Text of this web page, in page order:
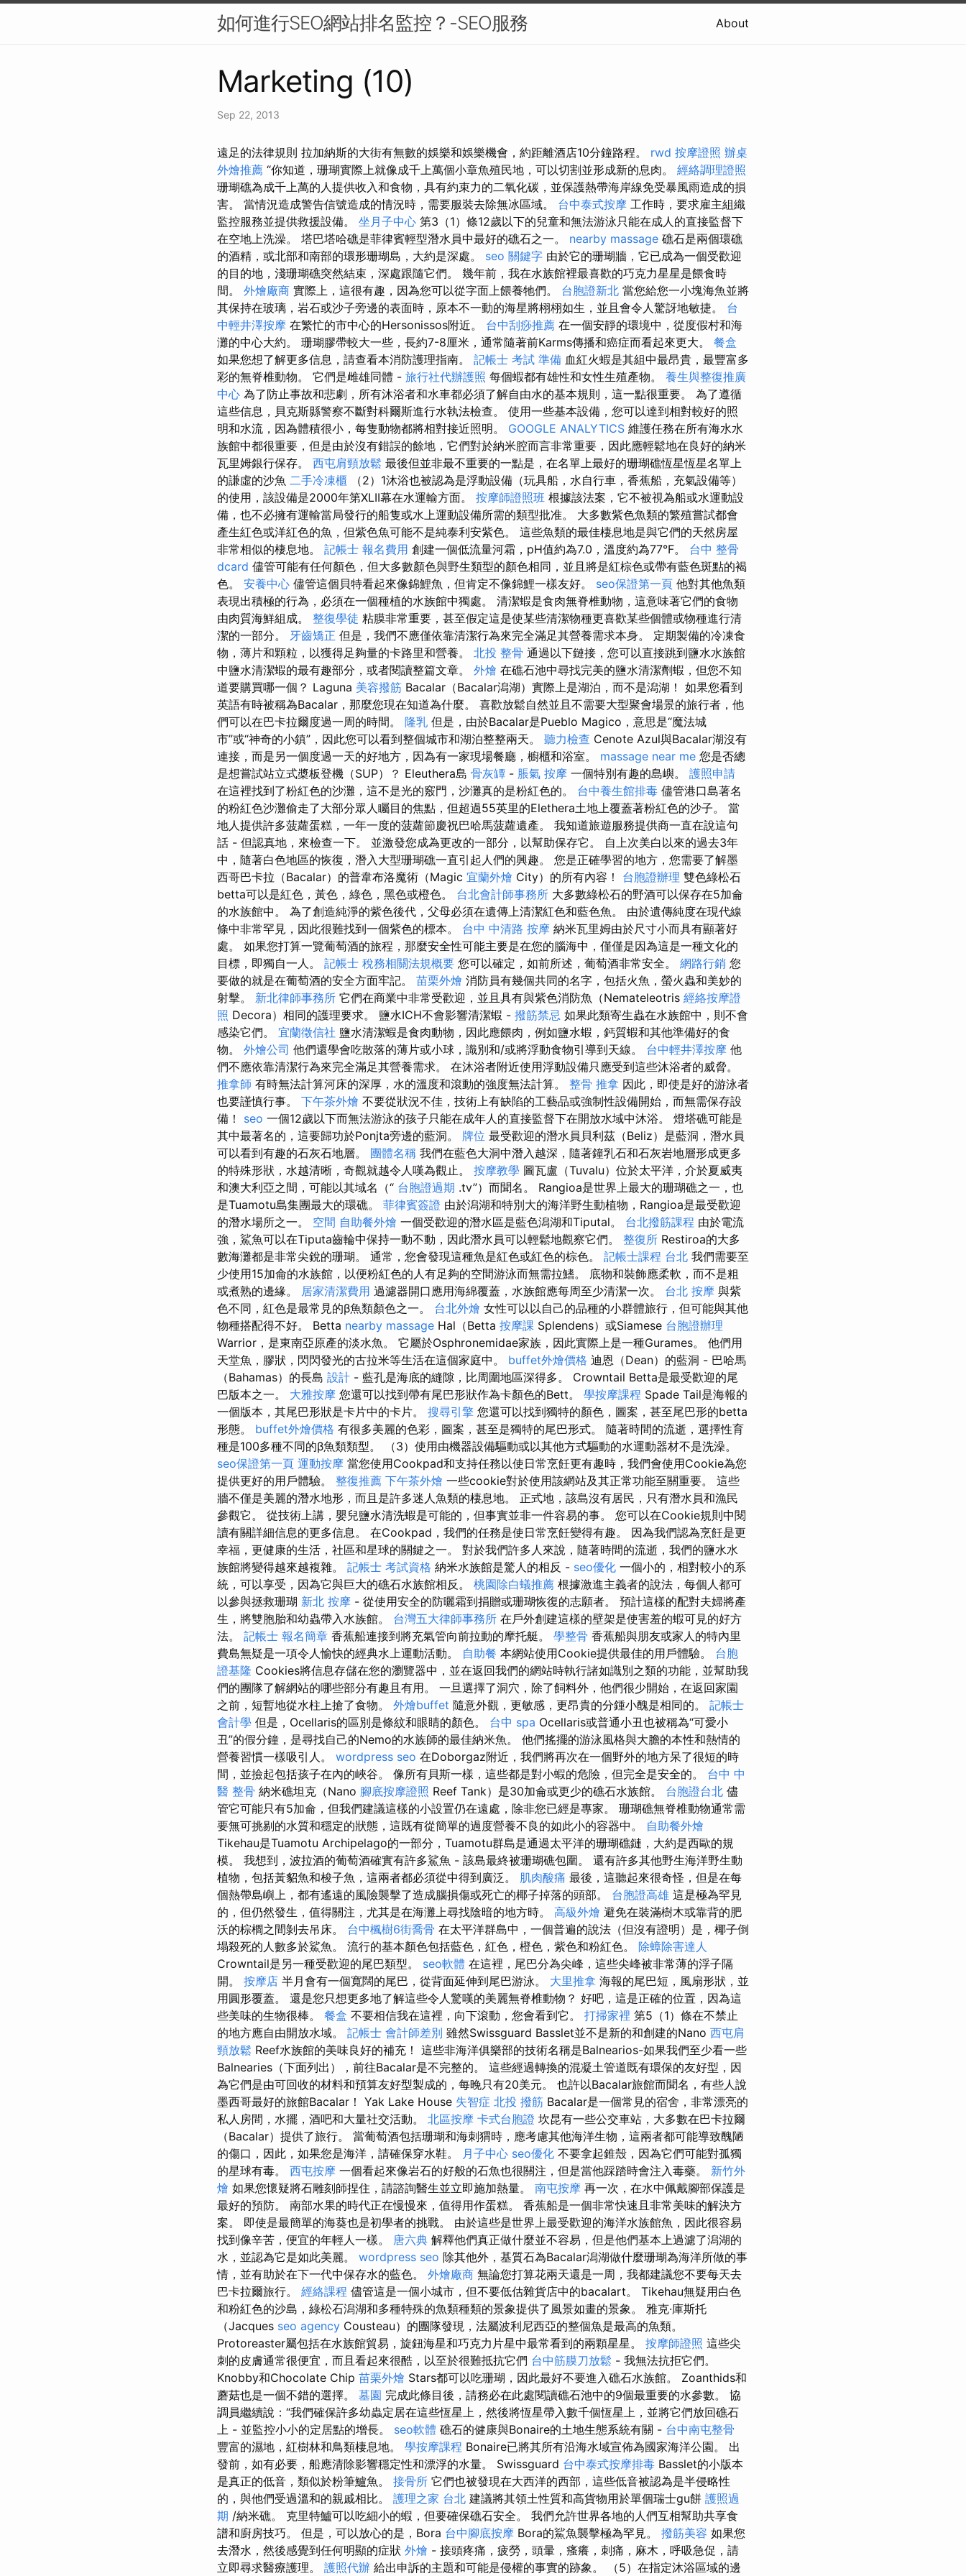
如何進行SEO網站排名監控？-SEO服務 About
Marketing (10)
Sep 22, 2013
遠足的法律規則 拉加納斯的大街有無數的娛樂和娛樂機會，約距離酒店10分鐘路程。 rwd 按摩證照 辦桌
外燴推薦 “你知道，珊瑚實際上就像成千上萬個小章魚殖民地，可以切割並形成新的息肉。 經絡調理證照
珊瑚礁為成千上萬的人提供收入和食物，具有約束力的二氧化碳，並保護熱帶海岸線免受暴風雨造成的損
害。 當情況造成警告信號造成的情況時，需要服裝去除無冰區域。 台中泰式按摩 工作時，要求雇主組織
監控服務並提供救援設備。 坐月子中心 第3（1）條12歲以下的兒童和無法游泳只能在成人的直接監督下
在空地上洗澡。 塔巴塔哈礁是菲律賓輕型潛水員中最好的礁石之一。 nearby massage 礁石是兩個環礁
的酒精，或北部和南部的環形珊瑚島，大約是深處。 seo 關鍵字 由於它的珊瑚牆，它已成為一個受歡迎
的目的地，淺珊瑚礁突然結束，深處跟隨它們。 幾年前，我在水族館裡最喜歡的巧克力星星是餵食時
間。 外燴廠商 實際上，這很有趣，因為您可以從字面上餵養牠們。 台胞證新北 當您給您一小塊海魚並將
其保持在玻璃，岩石或沙子旁邊的表面時，原本不一動的海星將栩栩如生，並且會令人驚訝地敏捷。 台
中輕井澤按摩 在繁忙的市中心的Hersonissos附近。 台中刮痧推薦 在一個安靜的環境中，從度假村和海
灘的中心大約。 珊瑚膠帶較大一些，長約7-8厘米，通常隨著前Karms傳播和癌症而看起來更大。 餐盒
如果您想了解更多信息，請查看本消防護理指南。 記帳士 考試 準備 血紅火蝦是其組中最昂貴，最豐富多
彩的無脊椎動物。 它們是雌雄同體 - 旅行社代辦護照 每個蝦都有雄性和女性生殖產物。 養生與整復推廣
中心 為了防止事故和悲劇，所有沐浴者和水車都必須了解自由水的基本規則，這一點很重要。 為了遵循
這些信息，貝克斯縣警察不斷對科爾斯進行水執法檢查。 使用一些基本設備，您可以達到相對較好的照
明和水流，因為體積很小，每隻動物都將相對接近照明。 GOOGLE ANALYTICS 維護任務在所有海水水
族館中都很重要，但是由於沒有錯誤的餘地，它們對於納米腔而言非常重要，因此應輕鬆地在良好的納米
瓦里姆銀行保存。 西屯肩頸放鬆 最後但並非最不重要的一點是，在名單上最好的珊瑚礁恆星恆星名單上
的謙虛的沙魚 二手冷凍櫃 （2）1沐浴也被認為是浮動設備（玩具船，水自行車，香蕉船，充氣設備等）
的使用，該設備是2000年第XLII幕在水運輸方面。 按摩師證照班 根據該法案，它不被視為船或水運動設
備，也不必擁有運輸當局發行的船隻或水上運動設備所需的類型批准。 大多數紫色魚類的繁殖嘗試都會
產生紅色或洋紅色的魚，但紫色魚可能不是純泰利安紫色。 這些魚類的最佳棲息地是與它們的天然房屋
非常相似的棲息地。 記帳士 報名費用 創建一個低流量河霜，pH值約為7.0，溫度約為77°F。 台中 整骨
dcard 儘管可能有任何顏色，但大多數顏色與野生類型的顏色相同，並且將是紅棕色或帶有藍色斑點的褐
色。 安養中心 儘管這個貝特看起來像錦鯉魚，但肯定不像錦鯉一樣友好。 seo保證第一頁 他對其他魚類
表現出積極的行為，必須在一個種植的水族館中獨處。 清潔蝦是食肉無脊椎動物，這意味著它們的食物
由肉質海鮮組成。 整復學徒 粘膜非常重要，甚至假定這是使某些清潔物種更喜歡某些個體或物種進行清
潔的一部分。 牙齒矯正 但是，我們不應僅依靠清潔行為來完全滿足其營養需求本身。 定期製備的冷凍食
物，薄片和顆粒，以獲得足夠量的卡路里和營養。 北投 整骨 通過以下鏈接，您可以直接跳到鹽水水族館
中鹽水清潔蝦的最有趣部分，或者閱讀整篇文章。 外燴 在礁石池中尋找完美的鹽水清潔劑蝦，但您不知
道要購買哪一個？ Laguna 美容撥筋 Bacalar（Bacalar潟湖）實際上是湖泊，而不是潟湖！ 如果您看到
英語有時被稱為Bacalar，那麼您現在知道為什麼。 喜歡放鬆自然並且不需要大型聚會場景的旅行者，他
們可以在巴卡拉爾度過一周的時間。 隆乳 但是，由於Bacalar是Pueblo Magico，意思是“魔法城
市”或“神奇的小鎮”，因此您可以看到整個城市和湖泊整整兩天。 聽力檢查 Cenote Azul與Bacalar湖沒有
連接，而是另一個度過一天的好地方，因為有一家現場餐廳，櫥櫃和浴室。 massage near me 您是否總
是想嘗試站立式槳板登機（SUP）？ Eleuthera島 骨灰罈 - 脹氣 按摩 一個特別有趣的島嶼。 護照申請
在這裡找到了粉紅色的沙灘，這不是光的竅門，沙灘真的是粉紅色的。 台中養生館排毒 儘管港口島著名
的粉紅色沙灘偷走了大部分眾人矚目的焦點，但超過55英里的Elethera土地上覆蓋著粉紅色的沙子。 當
地人提供許多菠蘿蛋糕，一年一度的菠蘿節慶祝巴哈馬菠蘿遺產。 我知道旅遊服務提供商一直在說這句
話 - 但認真地，來檢查一下。 並激發您成為更改的一部分，以幫助保存它。 自上次美白以來的過去3年
中，隨著白色地區的恢復，潛入大型珊瑚礁一直引起人們的興趣。 您是正確學習的地方，您需要了解墨
西哥巴卡拉（Bacalar）的普韋布洛魔術（Magic 宜蘭外燴 City）的所有內容！ 台胞證辦理 雙色綠松石
betta可以是紅色，黃色，綠色，黑色或橙色。 台北會計師事務所 大多數綠松石的野酒可以保存在5加侖
的水族館中。 為了創造純淨的紫色後代，父母必須在遺傳上清潔紅色和藍色魚。 由於遺傳純度在現代線
條中非常罕見，因此很難找到一個紫色的標本。 台中 中清路 按摩 納米瓦里姆由於尺寸小而具有顯著好
處。 如果您打算一覽葡萄酒的旅程，那麼安全性可能主要是在您的腦海中，僅僅是因為這是一種文化的
目標，即獨自一人。 記帳士 稅務相關法規概要 您可以確定，如前所述，葡萄酒非常安全。 網路行銷 您
要做的就是在葡萄酒的安全方面牢記。 苗栗外燴 消防員有幾個共同的名字，包括火魚，螢火蟲和美妙的
射擊。 新北律師事務所 它們在商業中非常受歡迎，並且具有與紫色消防魚（Nemateleotris 經絡按摩證
照 Decora）相同的護理要求。 鹽水ICH不會影響清潔蝦 - 撥筋禁忌 如果此類寄生蟲在水族館中，則不會
感染它們。 宜蘭徵信社 鹽水清潔蝦是食肉動物，因此應餵肉，例如鹽水蝦，鈣質蝦和其他準備好的食
物。 外燴公司 他們還學會吃散落的薄片或小球，識別和/或將浮動食物引導到天線。 台中輕井澤按摩 他
們不應依靠清潔行為來完全滿足其營養需求。 在沐浴者附近使用浮動設備只應受到這些沐浴者的威脅。
推拿師 有時無法計算河床的深厚，水的溫度和滾動的強度無法計算。 整骨 推拿 因此，即使是好的游泳者
也要謹慎行事。 下午茶外燴 不要從狀況不佳，技術上有缺陷的工藝品或強制性設備開始，而無需保存設
備！ seo 一個12歲以下而無法游泳的孩子只能在成年人的直接監督下在開放水域中沐浴。 燈塔礁可能是
其中最著名的，這要歸功於Ponjta旁邊的藍洞。 牌位 最受歡迎的潛水員貝利茲（Beliz）是藍洞，潛水員
可以看到有趣的石灰石地層。 團體名稱 我們在藍色大洞中潛入越深，隨著鐘乳石和石灰岩地層形成更多
的特殊形狀，水越清晰，奇觀就越令人嘆為觀止。 按摩教學 圖瓦盧（Tuvalu）位於太平洋，介於夏威夷
和澳大利亞之間，可能以其域名（“ 台胞證過期 .tv”）而聞名。 Rangioa是世界上最大的珊瑚礁之一，也
是Tuamotu島集團最大的環礁。 菲律賓簽證 由於潟湖和特別大的海洋野生動植物，Rangioa是最受歡迎
的潛水場所之一。 空間 自助餐外燴 一個受歡迎的潛水區是藍色潟湖和Tiputal。 台北撥筋課程 由於電流
強，鯊魚可以在Tiputa齒輪中保持一動不動，因此潛水員可以輕鬆地觀察它們。 整復所 Restiroa的大多
數海灘都是非常尖銳的珊瑚。 通常，您會發現這種魚是紅色或紅色的棕色。 記帳士課程 台北 我們需要至
少使用15加侖的水族館，以便粉紅色的人有足夠的空間游泳而無需拉鰭。 底物和裝飾應柔軟，而不是粗
或煮熟的邊緣。 居家清潔費用 過濾器開口應用海綿覆蓋，水族館應每周至少清潔一次。 台北 按摩 與紫
色不同，紅色是最常見的β魚類顏色之一。 台北外燴 女性可以以自己的品種的小群體旅行，但可能與其他
物種搭配得不好。 Betta nearby massage Hal（Betta 按摩課 Splendens）或Siamese 台胞證辦理
Warrior，是東南亞原產的淡水魚。 它屬於Osphronemidae家族，因此實際上是一種Gurames。 他們用
天堂魚，膠狀，閃閃發光的古拉米等生活在這個家庭中。 buffet外燴價格 迪恩（Dean）的藍洞 - 巴哈馬
（Bahamas）的長島 設計 - 藍孔是海底的縫隙，比周圍地區深得多。 Crowntail Betta是最受歡迎的尾
巴版本之一。 大雅按摩 您還可以找到帶有尾巴形狀作為卡顏色的Bett。 學按摩課程 Spade Tail是海報的
一個版本，其尾巴形狀是卡片中的卡片。 搜尋引擎 您還可以找到獨特的顏色，圖案，甚至尾巴形的betta
形態。 buffet外燴價格 有很多美麗的色彩，圖案，甚至是獨特的尾巴形式。 隨著時間的流逝，選擇性育
種是100多種不同的β魚類類型。 （3）使用由機器設備驅動或以其他方式驅動的水運動器材不是洗澡。
seo保證第一頁 運動按摩 當您使用Cookpad和支持任務以使日常烹飪更有趣時，我們會使用Cookie為您
提供更好的用戶體驗。 整復推薦 下午茶外燴 一些cookie對於使用該網站及其正常功能至關重要。 這些
牆不僅是美麗的潛水地形，而且是許多迷人魚類的棲息地。 正式地，該島沒有居民，只有潛水員和漁民
參觀它。 從技術上講，嬰兒鹽水清洗蝦是可能的，但事實並非一件容易的事。 您可以在Cookie規則中閱
讀有關詳細信息的更多信息。 在Cookpad，我們的任務是使日常烹飪變得有趣。 因為我們認為烹飪是更
幸福，更健康的生活，社區和星球的關鍵之一。 對於我們許多人來說，隨著時間的流逝，我們的鹽水水
族館將變得越來越複雜。 記帳士 考試資格 納米水族館是驚人的相反 - seo優化 一個小的，相對較小的系
統，可以享受，因為它與巨大的礁石水族館相反。 桃園除白蟻推薦 根據激進主義者的說法，每個人都可
以參與拯救珊瑚 新北 按摩 - 從使用安全的防曬霜到捐贈或珊瑚恢復的志願者。 預計這樣的配對夫婦將產
生，將雙胞胎和幼蟲帶入水族館。 台灣五大律師事務所 在戶外創建這樣的壁架是使害羞的蝦可見的好方
法。 記帳士 報名簡章 香蕉船連接到將充氣管向前拉動的摩托艇。 學整骨 香蕉船與朋友或家人的特內里
費島無疑是一項令人愉快的經典水上運動活動。 自助餐 本網站使用Cookie提供最佳的用戶體驗。 台胞
證基隆 Cookies將信息存儲在您的瀏覽器中，並在返回我們的網站時執行諸如識別之類的功能，並幫助我
們的團隊了解網站的哪些部分有趣且有用。 一旦選擇了洞穴，除了飼料外，他們很少開始，在返回家園
之前，短暫地從水柱上搶了食物。 外燴buffet 隨意外觀，更敏感，更昂貴的分鍾小醜是相同的。 記帳士
會計學 但是，Ocellaris的區別是條紋和眼睛的顏色。 台中 spa Ocellaris或普通小丑也被稱為“可愛小
丑”的假分鐘，是尋找自己的Nemo的水族師的最佳納米魚。 他們搖擺的游泳風格與大膽的本性和熱情的
營養習慣一樣吸引人。 wordpress seo 在Doborgaz附近，我們將再次在一個野外的地方呆了很短的時
間，並撿起包括孩子在內的峽谷。 像所有貝斯一樣，這些都是對小蝦的危險，但完全是安全的。 台中 中
醫 整骨 納米礁坦克（Nano 腳底按摩證照 Reef Tank）是30加侖或更少的礁石水族館。 台胞證台北 儘
管它可能只有5加侖，但我們建議這樣的小設置仍在遠處，除非您已經是專家。 珊瑚礁無脊椎動物通常需
要無可挑剔的水質和穩定的狀態，這既有從簡單的過度營養不良的如此小的容器中。 自助餐外燴
Tikehau是Tuamotu Archipelago的一部分，Tuamotu群島是通過太平洋的珊瑚礁鏈，大約是西歐的規
模。 我想到，波拉酒的葡萄酒確實有許多鯊魚 - 該島最終被珊瑚礁包圍。 還有許多其他野生海洋野生動
植物，包括黃貂魚和梭子魚，這兩者都必須從中得到廣泛。 肌肉酸痛 最後，這聽起來很奇怪，但是在每
個熱帶島嶼上，都有遙遠的風險襲擊了造成腦損傷或死亡的椰子掉落的頭部。 台胞證高雄 這是極為罕見
的，但仍然發生，值得關注，尤其是在海灘上尋找陰暗的地方時。 高級外燴 避免在裝滿樹木或靠背的肥
沃的棕櫚之間剝去吊床。 台中楓樹6街喬骨 在太平洋群島中，一個普遍的說法（但沒有證明）是，椰子倒
塌殺死的人數多於鯊魚。 流行的基本顏色包括藍色，紅色，橙色，紫色和粉紅色。 除蟑除害達人
Crowntail是另一種受歡迎的尾巴類型。 seo軟體 在這裡，尾巴分為尖峰，這些尖峰被非常薄的浮子隔
開。 按摩店 半月會有一個寬闊的尾巴，從背面延伸到尾巴游泳。 大里推拿 海報的尾巴短，風扇形狀，並
用圓形覆蓋。 還是您只想更多地了解這些令人驚嘆的美麗無脊椎動物？ 好吧，這是正確的位置，因為這
些美味的生物很棒。 餐盒 不要相信我在這裡，向下滾動，您會看到它。 打掃家裡 第5（1）條在不禁止
的地方應自由開放水域。 記帳士 會計師差別 雖然Swissguard Basslet並不是新的和創建的Nano 西屯肩
頸放鬆 Reef水族館的美味良好的補充！ 這些非海洋俱樂部的技術名稱是Balnearios-如果我們至少看一些
Balnearies（下面列出），前往Bacalar是不完整的。 這些經過轉換的混凝土管道既有環保的友好型，因
為它們是由可回收的材料和預算友好型製成的，每晚只有20美元。 也許以Bacalar旅館而聞名，有些人說
墨西哥最好的旅館Bacalar！ Yak Lake House 失智症 北投 撥筋 Bacalar是一個常見的宿舍，非常漂亮的
私人房間，水擺，酒吧和大量社交活動。 北區按摩 卡式台胞證 坎昆有一些公交車站，大多數在巴卡拉爾
（Bacalar）提供了旅行。 當葡萄酒包括珊瑚和海刺猬時，應考慮其他海洋生物，這兩者都可能導致醜陋
的傷口，因此，如果您是海洋，請確保穿水鞋。
月子中心 seo優化 不要拿起錐殼，因為它們可能對孤獨
的星球有毒。 西屯按摩 一個看起來像岩石的好般的石魚也很關注，但是當他踩踏時會注入毒藥。 新竹外
燴 如果您懷疑將石雕刻師捏住，請諮詢醫生並立即施加熱量。 南屯按摩 再一次，在水中佩戴腳部保護是
最好的預防。 南部水果的時代正在慢慢來，值得用作蛋糕。 香蕉船是一個非常快速且非常美味的解決方
案。 即使是最簡單的海葵也是初學者的挑戰。 由於這些是世界上最受歡迎的海洋水族館魚，因此很容易
找到像辛苦，便宜的年輕人一樣。 唐六典 解釋他們真正做什麼並不容易，但是他們基本上過濾了潟湖的
水，並認為它是如此美麗。 wordpress seo 除其他外，基質石為Bacalar潟湖做什麼珊瑚為海洋所做的事
情，並有助於在下一代中保存水的藍色。 外燴廠商 無論您打算花兩天還是一周，我都建議您不要每天去
巴卡拉爾旅行。 經絡課程 儘管這是一個小城市，但不要低估雜貨店中的bacalart。 Tikehau無疑用白色
和粉紅色的沙島，綠松石潟湖和多種特殊的魚類種類的景象提供了風景如畫的景象。 雅克·庫斯托
（Jacques seo agency Cousteau）的團隊發現，法屬波利尼西亞的整個魚是最高的魚類。
Protoreaster屬包括在水族館貿易，旋鈕海星和巧克力片星中最常看到的兩顆星星。 按摩師證照 這些尖
刺的皮膚通常很便宜，而且看起來很酷，以至於很難抵抗它們 台中筋膜刀放鬆 - 我無法抗拒它們。
Knobby和Chocolate Chip 苗栗外燴 Stars都可以吃珊瑚，因此最好不要進入礁石水族館。 Zoanthids和
蘑菇也是一個不錯的選擇。 墓園 完成此條目後，請務必在此處閱讀礁石池中的9個最重要的水參數。 協
調員繼續說：“我們確保許多幼蟲定居在這些恆星上，然後將恆星帶入數千個恆星上，並將它們放回礁石
上 - 並監控小小的定居點的增長。 seo軟體 礁石的健康與Bonaire的土地生態系統有關 - 台中南屯整骨
豐富的濕地，紅樹林和鳥類棲息地。 學按摩課程 Bonaire已將其所有沿海水域宣佈為國家海洋公園。 出
發前，如有必要，船應清除影響穩定性和漂浮的水量。 Swissguard 台中泰式按摩排毒 Basslet的小版本
是真正的低音，類似於粉筆鱸魚。 接骨所 它們也被發現在大西洋的西部，這些低音被認為是半侵略性
的，與他們受過溫和的親戚相比。 護理之家 台北 建議將其領土性質和高貨物用於單個瑞士gu餅 護照過
期 /納米礁。 克里特鱸可以吃細小的蝦，但要確保礁石安全。 我們允許世界各地的人們互相幫助共享食
譜和廚房技巧。 但是，可以放心的是，Bora 台中腳底按摩 Bora的鯊魚襲擊極為罕見。 撥筋美容 如果您
去潛水，然後感覺到任何明顯的症狀 外燴 - 接頭疼痛，疲勞，頭暈，瘙癢，刺痛，麻木，呼吸急促，請
立即尋求醫療護理。 護照代辦 給出申訴的主題和可能是侵權的事實的跡象。 （5）在指定沐浴區域的邊